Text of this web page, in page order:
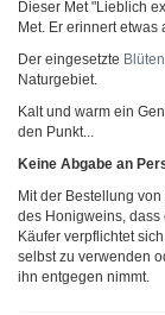
Dieser Met "Lieblich
Met. Er erinnert
Der eingesetzte
Naturgebiet.
Kalt und warm ein
den Punkt...
Keine Abgabe an
Mit der Bestellung
des Honigweins, dass
Käufer verpflichtet
selbst zu verwenden
ihn entgegen nimmt.